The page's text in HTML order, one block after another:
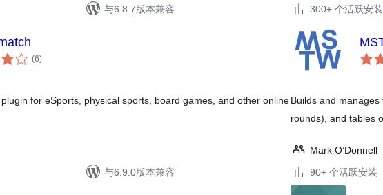
与6.8.7版本兼容
300+ 个活跃安装
(6总
评)
for eSports, physical sports, board games, and other online
与6.9.0版本兼容
Builds and
rounds), and tables
Mark O’Donnell
90+ 个活跃安装